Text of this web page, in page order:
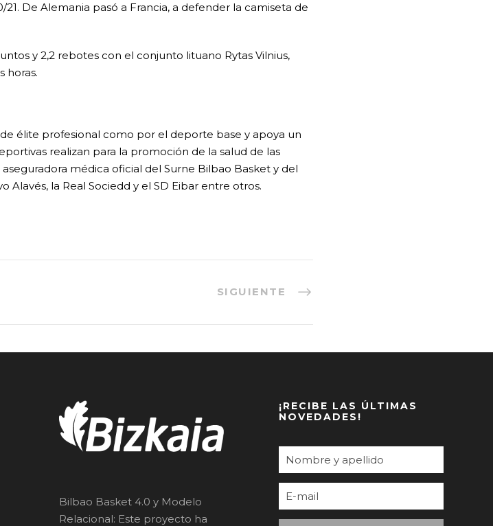
De Alemania pasó a Francia, a defender la camiseta de
y 2,2 rebotes con el conjunto lituano Rytas Vilnius,
horas.
élite profesional como por el deporte base y apoya un
realizan para la promoción de la salud de las
médica oficial del Surne Bilbao Basket y del
la Real Sociedd y el SD Eibar entre otros.
SIGUIENTE
Bilbao Basket 4.0 y Modelo
Relacional: Este proyecto ha
¡RECIBE LAS ÚLTIMAS
NOVEDADES!